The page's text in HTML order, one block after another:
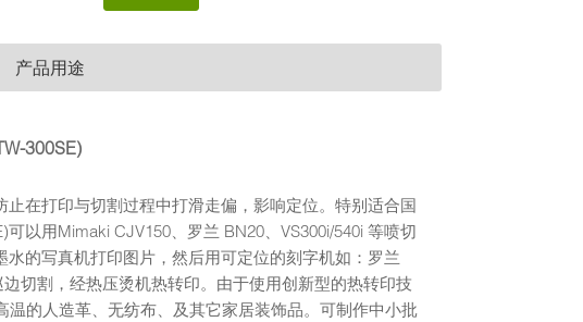
产品用途
300SE)
在打印与切割过程中打滑走偏，影响定位。特别适合国
以用Mimaki CJV150、罗兰 BN20、VS300i/540i 等喷切
的写真机打印图片，然后用可定位的刻字机如：罗兰
切割，经热压烫机热转印。由于使用创新型的热转印技
的人造革、无纺布、及其它家居装饰品。可制作中小批